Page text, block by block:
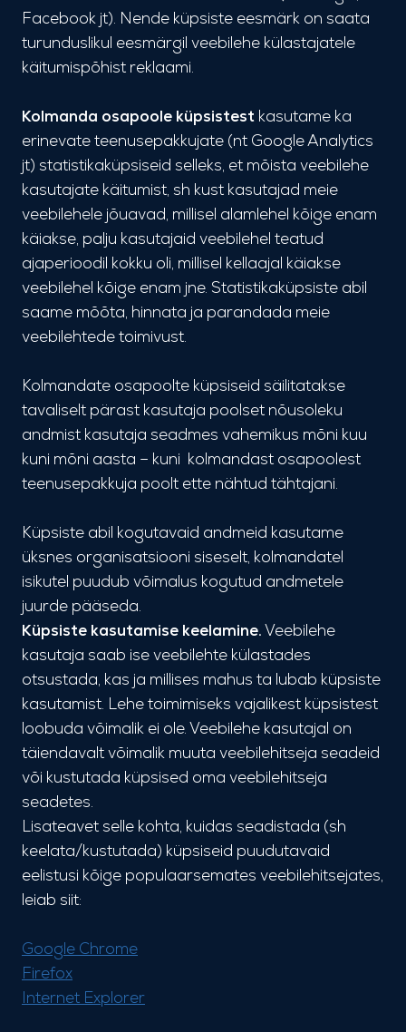
Facebook jt). Nende küpsiste eesmärk on saata
turunduslikul eesmärgil veebilehe külastajatele
käitumispõhist reklaami.
Kolmanda osapoole küpsistest kasutame ka
erinevate teenusepakkujate (nt Google Analytics
jt) statistikaküpsiseid selleks, et mõista veebilehe
kasutajate käitumist, sh kust kasutajad meie
veebilehele jõuavad, millisel alamlehel kõige enam
käiakse, palju kasutajaid veebilehel teatud
ajaperioodil kokku oli, millisel kellaajal käiakse
veebilehel kõige enam jne. Statistikaküpsiste abil
saame mõõta, hinnata ja parandada meie
veebilehtede toimivust.
Kolmandate osapoolte küpsiseid säilitatakse
tavaliselt pärast kasutaja poolset nõusoleku
andmist kasutaja seadmes vahemikus mõni kuu
kuni mõni aasta – kuni kolmandast osapoolest
teenusepakkuja poolt ette nähtud tähtajani.
Küpsiste abil kogutavaid andmeid kasutame
üksnes organisatsiooni siseselt, kolmandatel
isikutel puudub võimalus kogutud andmetele
juurde pääseda.
Küpsiste kasutamise keelamine.Veebilehe
kasutaja saab ise veebilehte külastades
otsustada, kas ja millises mahus ta lubab küpsiste
kasutamist. Lehe toimimiseks vajalikest küpsistest
loobuda võimalik ei ole. Veebilehe kasutajal on
täiendavalt võimalik muuta veebilehitseja seadeid
või kustutada küpsised oma veebilehitseja
seadetes.
Lisateavet selle kohta, kuidas seadistada (sh
keelata/kustutada) küpsiseid puudutavaid
eelistusi kõige populaarsemates veebilehitsejates,
leiab siit:
Google Chrome
Firefox
Internet Explorer